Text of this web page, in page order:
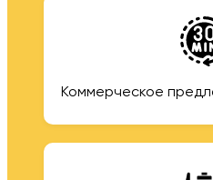
Коммерческое